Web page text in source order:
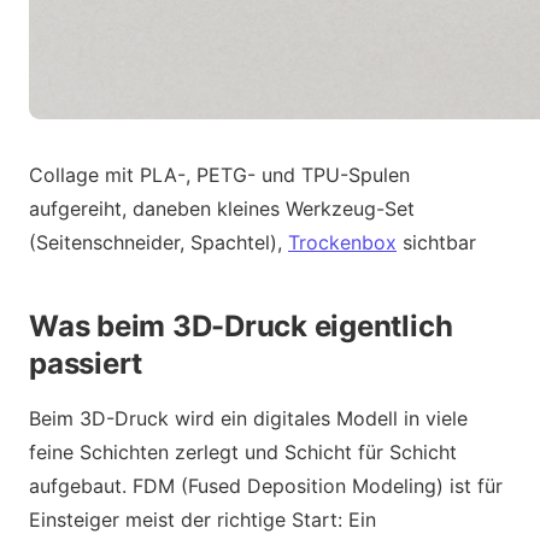
Collage mit PLA-, PETG- und TPU-Spulen
aufgereiht, daneben kleines Werkzeug-Set
(Seitenschneider, Spachtel), Trockenbox sichtbar
Was beim 3D-Druck eigentlich
passiert
Beim 3D-Druck wird ein digitales Modell in viele
feine Schichten zerlegt und Schicht für Schicht
aufgebaut. FDM (Fused Deposition Modeling) ist für
Einsteiger meist der richtige Start: Ein